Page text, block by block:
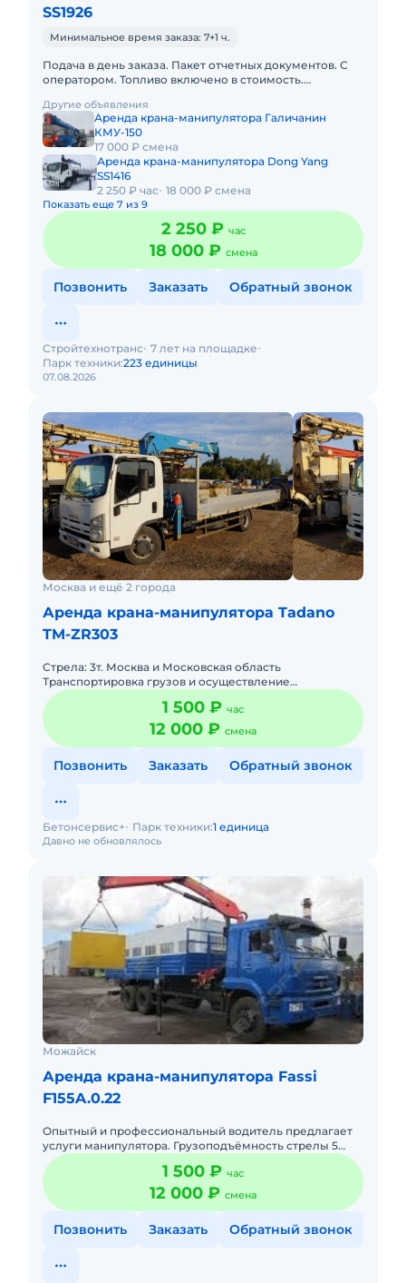
SS1926
Минимальное время заказа: 7+1 ч.
Подача в день заказа. Пакет отчетных документов. С
оператором. Топливо включено в стоимость.
с малой наработк
Другие объявления
Аренда крана-манипулятора Галичанин
КМУ-150
17 000 ₽ смена
Аренда крана-манипулятора Dong Yang
SS1416
2 250 ₽ час 18 000 ₽ смена
Показать еще 7 из 9
2 250 ₽ час
18 000 ₽ смена
Позвонить Заказать Обратный звонок
07.08.2026
Стройтехнотранс 7 лет на площадке
Парк техники:223 единицы
Москва и ещё 2 города
Аренда крана-манипулятора Tadano
TM-ZR303
Стрела: 3т. Москва и Московская область
Транспортировка грузов и осуществление
погрузочных работ ( бытовки , палеты, и т.д.) Форма
оплаты: нал, безнал, НДС1 500 ₽ час
12 000 ₽ смена
Позвонить Заказать Обратный звонок
Давно не обновлялось
Бетонсервис+ Парк техники:1 единица
Можайск
Аренда крана-манипулятора Fassi
F155A.0.22
Опытный и профессиональный водитель предлагает
услуги манипулятора. Грузоподъёмность стрелы 5
тонны 8 метров , машины 12 тонн, длинна кузова 6.6 м.
Ширина 2.45м
1 500 ₽ час
12 000 ₽ смена
Позвонить Заказать Обратный звонок